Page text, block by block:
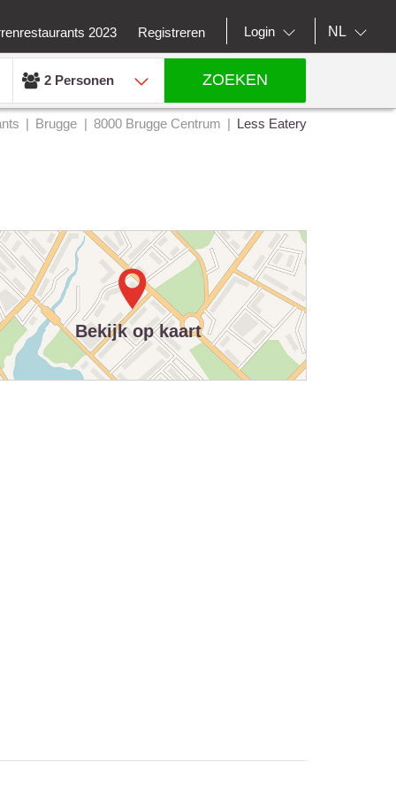
2023 Registreren Login NL
2 Personen ZOEKEN
Brugge 8000 Brugge Centrum Less Eatery
Bekijk op kaart